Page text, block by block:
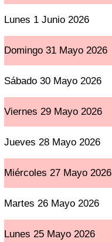
Lunes 1 Junio 2026
Domingo 31 Mayo 2026
Sábado 30 Mayo 2026
Viernes 29 Mayo 2026
Jueves 28 Mayo 2026
Miércoles 27 Mayo 2026
Martes 26 Mayo 2026
Lunes 25 Mayo 2026